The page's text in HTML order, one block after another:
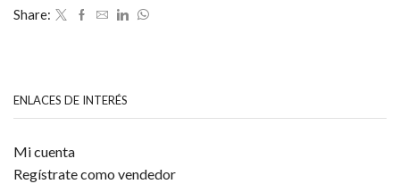
Share:
ENLACES DE INTERÉS
Mi cuenta
Regístrate como vendedor